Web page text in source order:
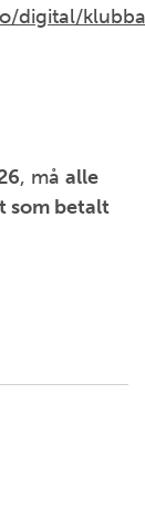
digital/
, må alle
som betalt